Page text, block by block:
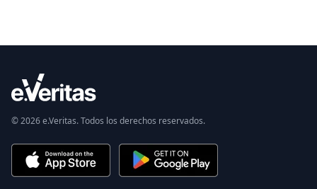
© 2026 e.Veritas. Todos los derechos reservados.